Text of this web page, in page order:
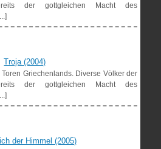
der gottgleichen Macht des
Troja (2004)
Griechenlands. Diverse Völker der
der gottgleichen Macht des
der Himmel (2005)